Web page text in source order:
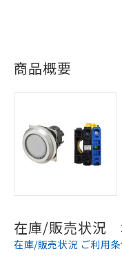
商品概要
在庫/販売状況
在庫/販売状況 ご利用条